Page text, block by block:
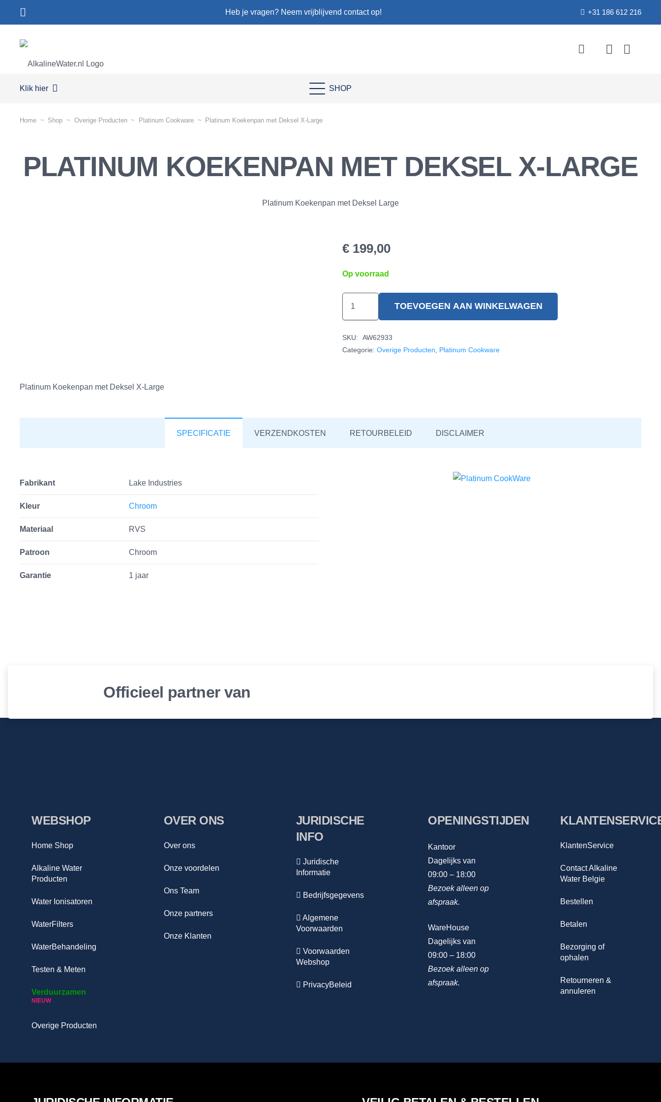
Heb je vragen? Neem vrijblijvend contact op! +31 186 612 216
Klik hier SHOP
Home ~ Shop ~ Overige Producten ~ Platinum Cookware ~ Platinum Koekenpan met Deksel X-Large
PLATINUM KOEKENPAN MET DEKSEL X-LARGE
Platinum Koekenpan met Deksel Large
€ 199,00
Op voorraad
Deksel
X-
TOEVOEGEN AAN WINKELWAGEN
SKU:
AW62933
Categorie: Overige Producten Platinum Cookware
Platinum Koekenpan met Deksel X-Large
SPECIFICATIE VERZENDKOSTEN RETOURBELEID DISCLAIMER
Fabrikant Lake Industries
Kleur Chroom
Materiaal RVS
Patroon Chroom
Garantie 1 jaar
Officieel partner van
WEBSHOP
Home Shop
Alkaline Water
Producten
Water Ionisatoren
WaterFilters
WaterBehandeling
Testen & Meten
Verduurzamen
NIEUW
Overige Producten
OVER ONS
Over ons
Onze voordelen
Ons Team
Onze partners
Onze Klanten
JURIDISCHE
INFO
Juridische
Informatie
Bedrijfsgegevens
Algemene
Voorwaarden
Voorwaarden
Webshop
PrivacyBeleid
OPENINGSTIJDEN
Kantoor
Dagelijks van
09:00 – 18:00
Bezoek alleen op
afspraak.
WareHouse
Dagelijks van
09:00 – 18:00
Bezoek alleen op
afspraak.
KlantenService
Contact Alkaline
Water Belgie
Bestellen
Betalen
Bezorging of
ophalen
Retourneren &
annuleren